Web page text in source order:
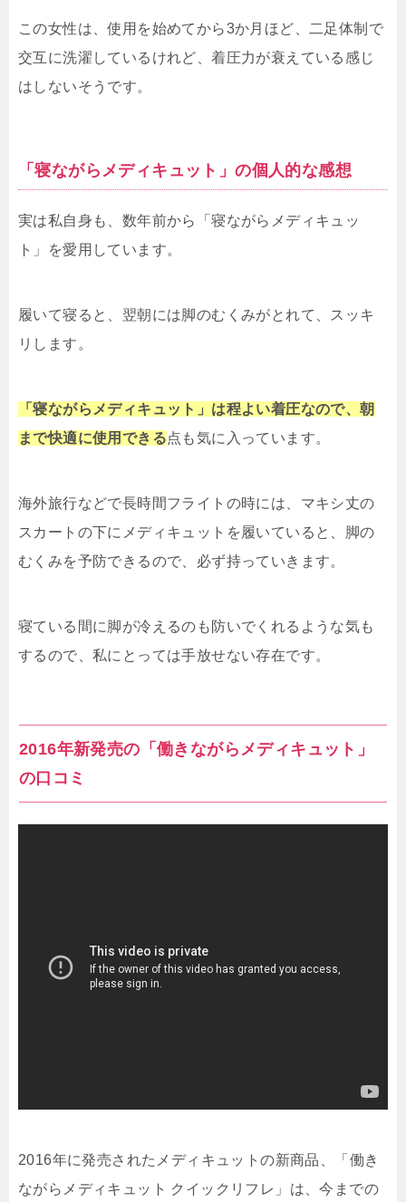
この女性は、使用を始めてから3か月ほど、二足体制で
交互に洗濯しているけれど、着圧力が衰えている感じ
はしないそうです。
「寝ながらメディキュット」の個人的な感想
実は私自身も、数年前から「寝ながらメディキュッ
ト」を愛用しています。
履いて寝ると、翌朝には脚のむくみがとれて、スッキ
リします。
「寝ながらメディキュット」は程よい着圧なので、朝
まで快適に使用できる点も気に入っています。
海外旅行などで長時間フライトの時には、マキシ丈の
スカートの下にメディキュットを履いていると、脚の
むくみを予防できるので、必ず持っていきます。
寝ている間に脚が冷えるのも防いでくれるような気も
するので、私にとっては手放せない存在です。
2016年新発売の「働きながらメディキュット」
の口コミ
2016年に発売されたメディキュットの新商品、「働き
ながらメディキュット クイックリフレ」は、今までの